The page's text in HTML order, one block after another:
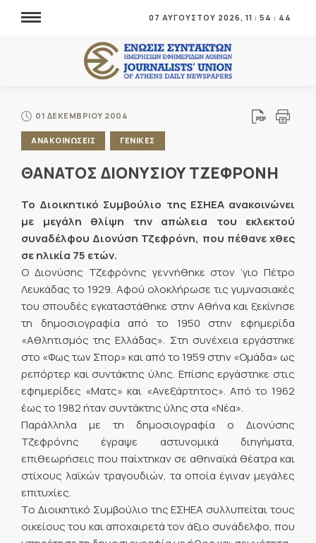
07 ΑΥΓΟΥΣΤΟΥ 2026, 11 : 54 : 44
01 ΔΕΚΕΜΒΡΙΟΥ 2004
ΑΝΑΚΟΙΝΩΣΕΙΣ ΓΕΝΙΚΕΣ
ΘΑΝΑΤΟΣ ΔΙΟΝΥΣΙΟΥ ΤΖΕΦΡΟΝΗ
Το Διοικητικό Συμβούλιο της ΕΣΗΕΑ ανακοινώνει
με μεγάλη θλίψη την απώλεια του εκλεκτού
συναδέλφου Διονύση Τζεφρόνη, που πέθανε χθες
σε ηλικία 75 ετών.
Ο Διονύσης Τζεφρόνης γεννήθηκε στον ’γιο Πέτρο
Λευκάδας το 1929. Αφού ολοκλήρωσε τις γυμνασιακές
του σπουδές εγκαταστάθηκε στην Αθήνα και ξεκίνησε
τη δημοσιογραφία από το 1950 στην εφημερίδα
«Αθλητισμός της Ελλάδας». Στη συνέχεια εργάστηκε
στο «Φως των Σπορ» και από το 1959 στην «Ομάδα» ως
ρεπόρτερ και συντάκτης ύλης. Επίσης εργάστηκε στις
εφημερίδες «Ματς» και «Ανεξάρτητος». Από το 1962
έως το 1982 ήταν συντάκτης ύλης στα «Νέα».
Παράλληλα με τη δημοσιογραφία ο Διονύσης
Τζεφρόνης έγραψε αστυνομικά διηγήματα,
επιθεωρήσεις που παίχτηκαν σε αθηναϊκά θέατρα και
στίχους λαϊκών τραγουδιών, τα οποία έγιναν μεγάλες
επιτυχίες.
Το Διοικητικό Συμβούλιο της ΕΣΗΕΑ συλλυπείται τους
οικείους του και αποχαιρετά τον άξιο συνάδελφο, που